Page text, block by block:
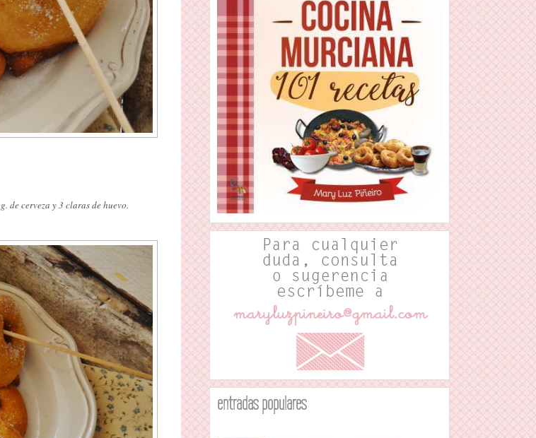
de cerveza y 3 claras de huevo.
entradas populares